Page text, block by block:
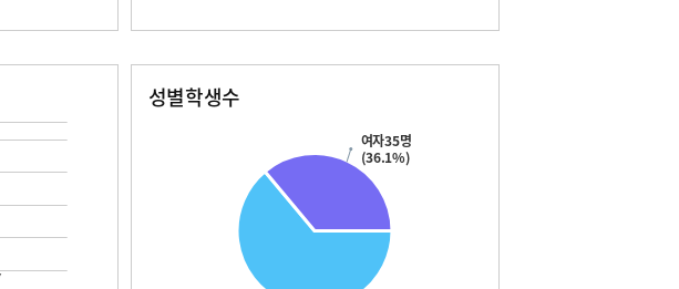
성별학생수
여자35명
(36.1%)